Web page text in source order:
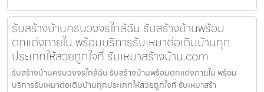
รับสร้างบ้านครบวงจรใกล้ฉัน รับสร้างบ้านพร้อม
ตกแต่งภายใน พร้อมบริการรับเหมาต่อเติมบ้านทุก
ประเภทให้สวยถูกใจที่ รับเหมาสร้างบ้าน.com
รับสร้างบ้านครบวงจรใกล้ฉัน รับสร้างบ้านพร้อมตกแต่งภายใน พร้อม
บริการรับเหมาต่อเติมบ้านทุกประเภทให้สวยถูกใจที่ รับเหมาสร้า